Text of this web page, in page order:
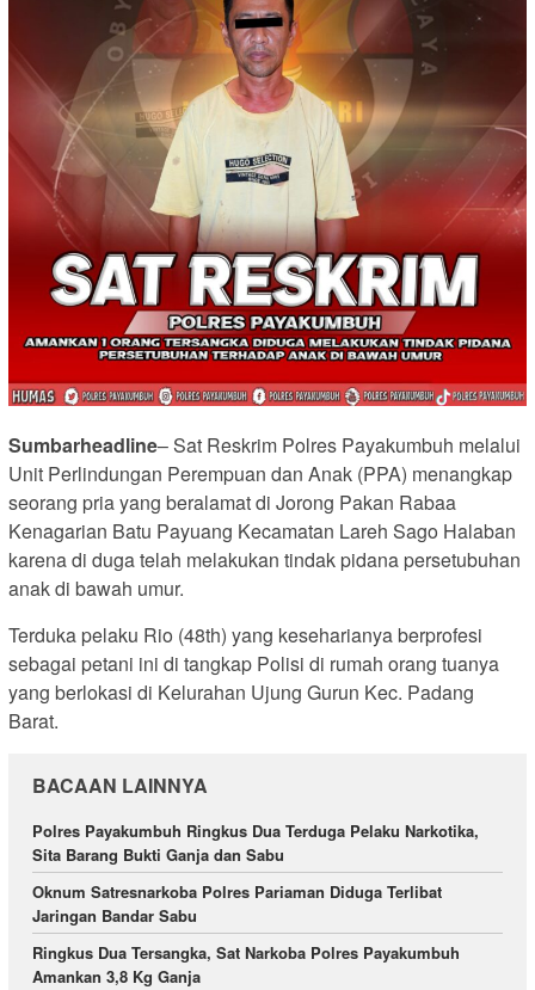
Sumbarheadline– Sat Reskrim Polres Payakumbuh melalui
Unit Perlindungan Perempuan dan Anak (PPA) menangkap
seorang pria yang beralamat di Jorong Pakan Rabaa
Kenagarian Batu Payuang Kecamatan Lareh Sago Halaban
karena di duga telah melakukan tindak pidana persetubuhan
anak di bawah umur.
Terduka pelaku Rio (48th) yang keseharianya berprofesi
sebagai petani ini di tangkap Polisi di rumah orang tuanya
yang berlokasi di Kelurahan Ujung Gurun Kec. Padang
Barat.
BACAAN LAINNYA
Polres Payakumbuh Ringkus Dua Terduga Pelaku Narkotika,
Sita Barang Bukti Ganja dan Sabu
Oknum Satresnarkoba Polres Pariaman Diduga Terlibat
Jaringan Bandar Sabu
Ringkus Dua Tersangka, Sat Narkoba Polres Payakumbuh
Amankan 3,8 Kg Ganja